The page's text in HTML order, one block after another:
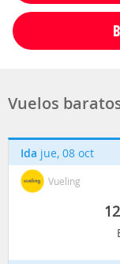
Vuelos
Ida jue, 08 oct
Vueling